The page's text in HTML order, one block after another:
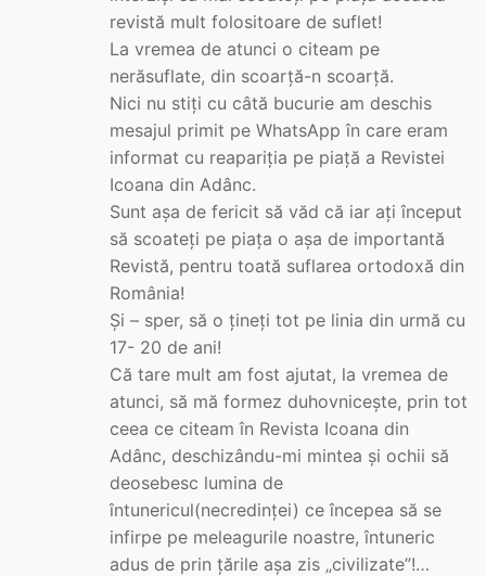
revistă mult folositoare de suflet!
La vremea de atunci o citeam pe
nerăsuflate, din scoarță-n scoarță.
Nici nu stiți cu câtă bucurie am deschis
mesajul primit pe WhatsApp în care eram
informat cu reapariția pe piață a Revistei
Icoana din Adânc.
Sunt așa de fericit să văd că iar ați început
să scoateți pe piața o așa de importantă
Revistă, pentru toată suflarea ortodoxă din
România!
Și – sper, să o țineți tot pe linia din urmă cu
17- 20 de ani!
Că tare mult am fost ajutat, la vremea de
atunci, să mă formez duhovnicește, prin tot
ceea ce citeam în Revista Icoana din
Adânc, deschizându-mi mintea și ochii să
deosebesc lumina de
întunericul(necredinței) ce începea să se
infirpe pe meleagurile noastre, întuneric
adus de prin țările așa zis „civilizate”!…